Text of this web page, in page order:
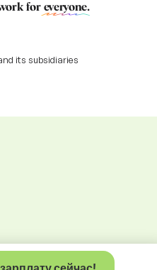
for everyone.
its subsidiaries